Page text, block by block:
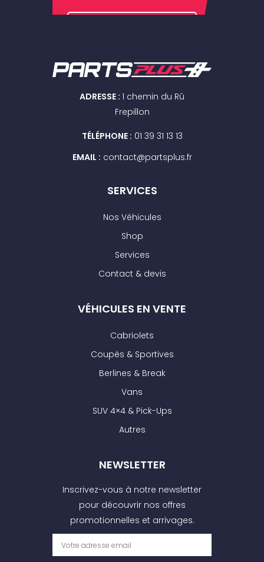
ADRESSE : 1 chemin du Rû
Frepillon
TÉLÉPHONE : 01 39 31 13 13
EMAIL : contact@partsplus.fr
SERVICES
Nos Véhicules
Shop
Services
Contact & devis
VÉHICULES EN VENTE
Cabriolets
Coupés & Sportives
Berlines & Break
Vans
SUV 4×4 & Pick-Ups
Autres
NEWSLETTER
Inscrivez-vous à notre newsletter
pour découvrir nos offres
promotionnelles et arrivages.